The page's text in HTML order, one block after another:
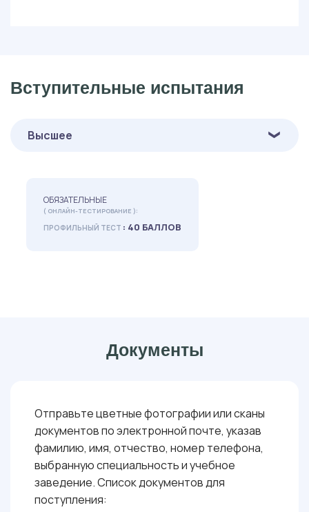
Вступительные испытания
Высшее
ОБЯЗАТЕЛЬНЫЕ
( ОНЛАЙН-ТЕСТИРОВАНИЕ ):
ПРОФИЛЬНЫЙ ТЕСТ : 40 БАЛЛОВ
Документы
Отправьте цветные фотографии или сканы
документов по электронной почте, указав
фамилию, имя, отчество, номер телефона,
выбранную специальность и учебное
заведение. Список документов для
поступления: